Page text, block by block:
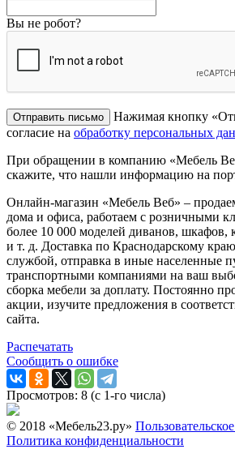
Вы не робот?
Нажимая кнопку
согласие на обработку персональных
При обращении в компанию «Мебель
скажите, что нашли информацию на
Онлайн-магазин «Мебель Веб» –
дома и офиса, работаем с розничными
более 10 000 моделей диванов, шкафов,
и т. д. Доставка по Краснодарскому
службой, отправка в иные населенные
транспортными компаниями на ваш
сборка мебели за доплату. Постоянно
акции, изучите предложения в
сайта.
Распечатать
Сообщить о ошибке
Просмотров: 8 (с 1-го числа)
© 2018 «Мебель23.ру»
Политика конфиденциальности